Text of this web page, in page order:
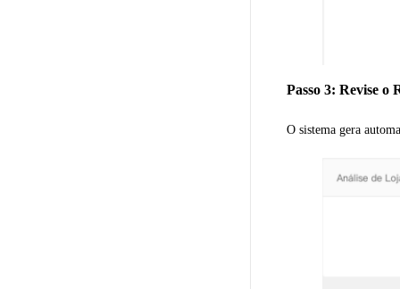
Passo 3: Revise o
O sistema gera